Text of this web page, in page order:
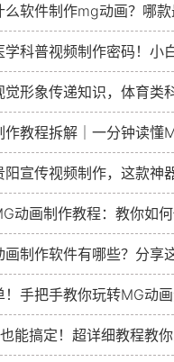
么软件制作mg动画？哪款
科普视频制作密码！小白也
形象传递知识，体育类科普动
教程拆解｜一分钟读懂MG
阳宣传视频制作，这款神
画制作教程：教你如何做一个元
制作软件有哪些？分享这1款，新手
把手教你玩转MG动画素材，新手0
能搞定！超详细教程教你怎